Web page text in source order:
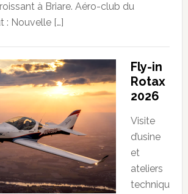
à Briare. Aéro-club du
: Nouvelle […]
Fly-in
Rotax
2026
Visite
d’usine
et
ateliers
techniqu